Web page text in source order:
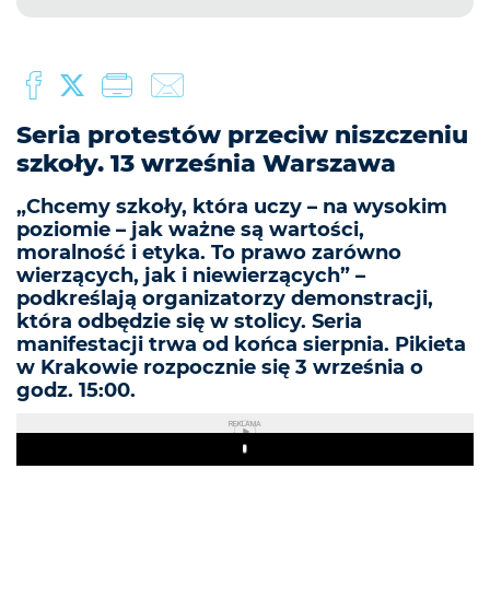
Seria protestów przeciw niszczeniu
szkoły. 13 września Warszawa
„Chcemy szkoły, która uczy – na wysokim
poziomie – jak ważne są wartości,
moralność i etyka. To prawo zarówno
wierzących, jak i niewierzących” –
podkreślają organizatorzy demonstracji,
która odbędzie się w stolicy. Seria
manifestacji trwa od końca sierpnia. Pikieta
w Krakowie rozpocznie się 3 września o
godz. 15:00.
REKLAMA
Play